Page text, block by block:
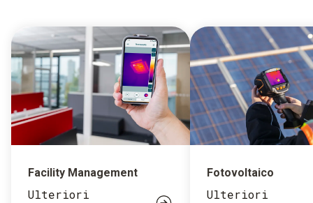
Facility Management
Ulteriori
Fotovoltaico
Ulteriori